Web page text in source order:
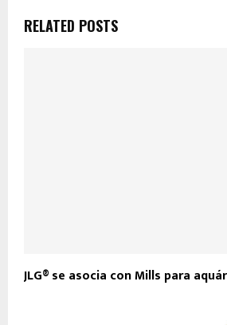
RELATED POSTS
JLG® se asocia con Mills para